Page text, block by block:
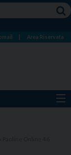
Area Riservata